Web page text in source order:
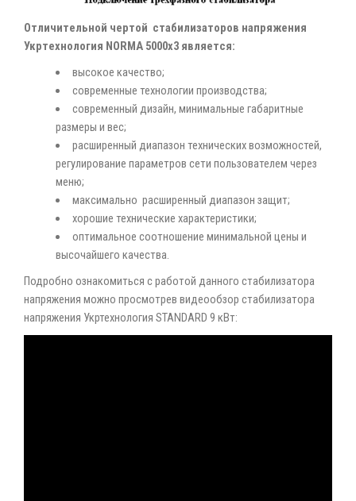
Отличительной чертой стабилизаторов напряжения
Укртехнология NORMA 5000х3 является:
высокое качество;
современные технологии производства;
современный дизайн, минимальные габаритные
размеры и вес;
расширенный диапазон технических возможностей,
регулирование параметров сети пользователем через
меню;
максимально расширенный диапазон защит;
хорошие технические характеристики;
оптимальное соотношение минимальной цены и
высочайшего качества.
Подробно ознакомиться с работой данного стабилизатора
напряжения можно просмотрев видеообзор стабилизатора
напряжения Укртехнология STANDARD 9 кВт: